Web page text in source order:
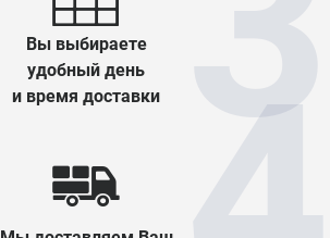
Вы выбираете
удобный день
и время доставки